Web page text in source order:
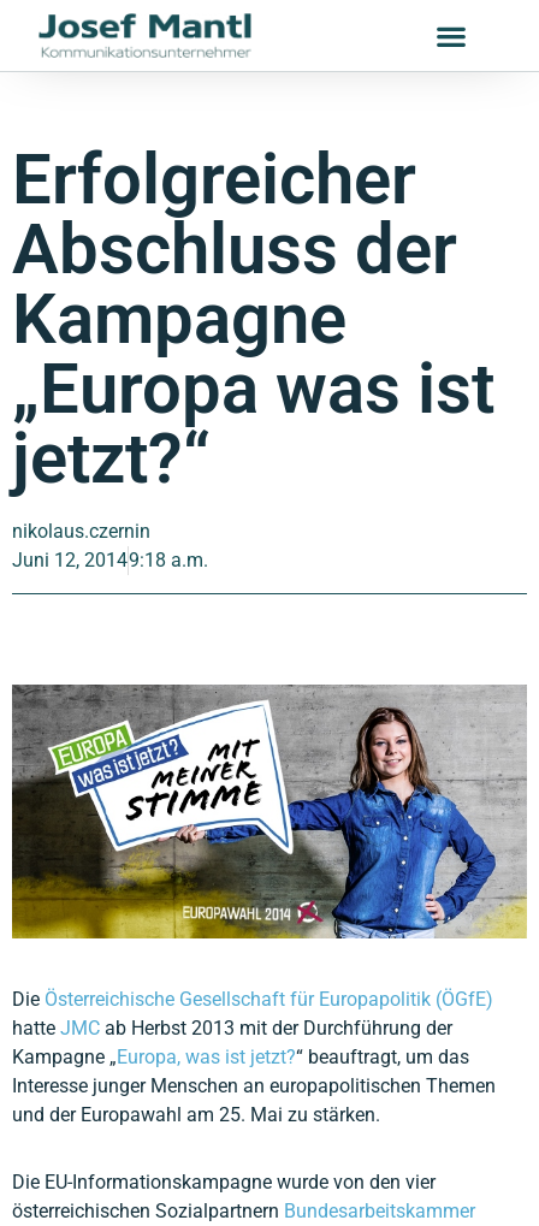
Erfolgreicher
Abschluss der
Kampagne
„Europa was ist
jetzt?“
nikolaus.czernin
Juni 12, 20149:18 a.m.
Die Österreichische Gesellschaft für Europapolitik (ÖGfE)
hatte JMC ab Herbst 2013 mit der Durchführung der
Kampagne „Europa, was ist jetzt?“ beauftragt, um das
Interesse junger Menschen an europapolitischen Themen
und der Europawahl am 25. Mai zu stärken.
Die EU-Informationskampagne wurde von den vier
österreichischen Sozialpartnern Bundesarbeitskammer